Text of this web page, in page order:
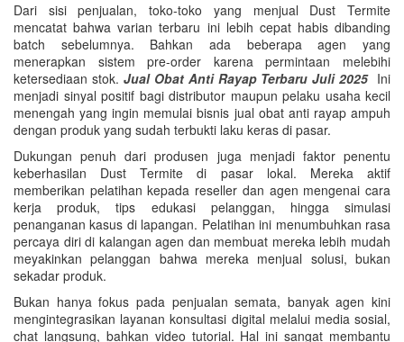
Dari sisi penjualan, toko-toko yang menjual Dust Termite
mencatat bahwa varian terbaru ini lebih cepat habis dibanding
batch sebelumnya. Bahkan ada beberapa agen yang
menerapkan sistem pre-order karena permintaan melebihi
ketersediaan stok. Jual Obat Anti Rayap Terbaru Juli 2025Ini
menjadi sinyal positif bagi distributor maupun pelaku usaha kecil
menengah yang ingin memulai bisnis jual obat anti rayap ampuh
dengan produk yang sudah terbukti laku keras di pasar.
Dukungan penuh dari produsen juga menjadi faktor penentu
keberhasilan Dust Termite di pasar lokal. Mereka aktif
memberikan pelatihan kepada reseller dan agen mengenai cara
kerja produk, tips edukasi pelanggan, hingga simulasi
penanganan kasus di lapangan. Pelatihan ini menumbuhkan rasa
percaya diri di kalangan agen dan membuat mereka lebih mudah
meyakinkan pelanggan bahwa mereka menjual solusi, bukan
sekadar produk.
Bukan hanya fokus pada penjualan semata, banyak agen kini
mengintegrasikan layanan konsultasi digital melalui media sosial,
chat langsung, bahkan video tutorial. Hal ini sangat membantu